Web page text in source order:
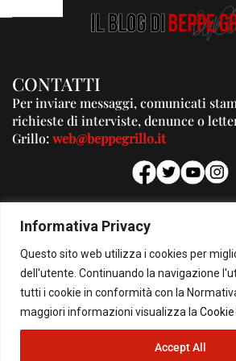
Informativa Privacy
Questo sito web utilizza i cookies per
dell'utente. Continuando la navigazione
tutti i cookie in conformità con la
maggiori informazioni visualizza la
Accept All
CONTATTI
Per inviare messaggi, comunicati
richieste di interviste, denunce o
Grillo:web@beppegrillo.it
Per la tua
© Copyright 2026 - Il Blog di Beppe Grillo. All